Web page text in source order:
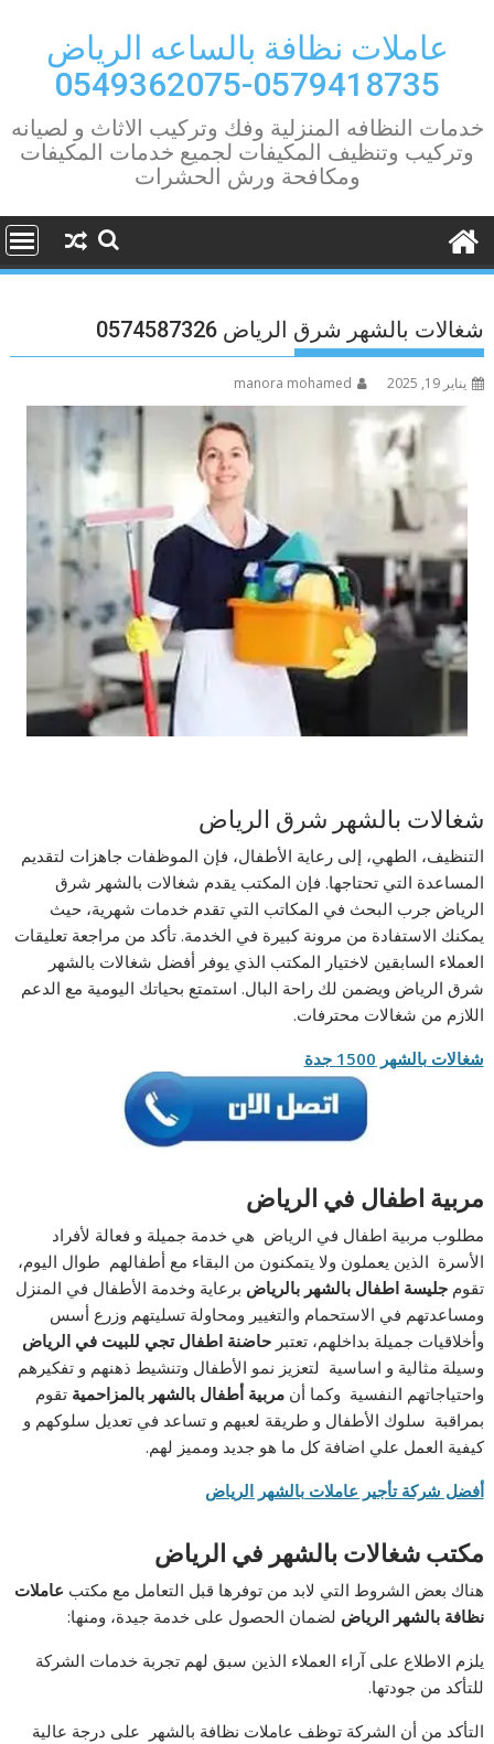
contentعاملات نظافة بالساعه الرياض
0579418735-0549362075
خدمات النظافه المنزلية وفك وتركيب الاثاث و لصيانه
وتركيب وتنظيف المكيفات لجميع خدمات المكيفات
ومكافحة ورش الحشرات
شغالات بالشهر شرق الرياض 0574587326
يناير 19, 2025 manora mohamed
شغالات بالشهر شرق الرياض
التنظيف، الطهي، إلى رعاية الأطفال، فإن الموظفات جاهزات لتقديم
المساعدة التي تحتاجها. فإن المكتب يقدم شغالات بالشهر شرق
الرياض جرب البحث في المكاتب التي تقدم خدمات شهرية، حيث
يمكنك الاستفادة من مرونة كبيرة في الخدمة. تأكد من مراجعة تعليقات
العملاء السابقين لاختيار المكتب الذي يوفر أفضل شغالات بالشهر
شرق الرياض ويضمن لك راحة البال. استمتع بحياتك اليومية مع الدعم
اللازم من شغالات محترفات.
شغالات بالشهر 1500 جدة
مربية اطفال في الرياض
مطلوب مربية اطفال في الرياض هي خدمة جميلة و فعالة لأفراد
الأسرة الذين يعملون ولا يتمكنون من البقاء مع أطفالهم طوال اليوم،
تقومجليسة اطفال بالشهر بالرياض برعاية وخدمة الأطفال في المنزل
ومساعدتهم في الاستحمام والتغيير ومحاولة تسليتهم وزرع أسس
وأخلاقيات جميلة بداخلهم، تعتبرحاضنة اطفال تجي للبيت في الرياض
وسيلة مثالية و اساسية لتعزيز نمو الأطفال وتنشيط ذهنهم و تفكيرهم
واحتياجاتهم النفسية وكما أنمربية أطفال بالشهر بالمزاحمية تقوم
بمراقبة سلوك الأطفال و طريقة لعبهم و تساعد في تعديل سلوكهم و
كيفية العمل علي اضافة كل ما هو جديد ومميز لهم.
أفضل شركة تأجير عاملات بالشهر الرياض
مكتب شغالات بالشهر في الرياض
هناك بعض الشروط التي لابد من توفرها قبل التعامل مع مكتب عاملات
نظافة بالشهر الرياض لضمان الحصول على خدمة جيدة، ومنها:
يلزم الاطلاع على آراء العملاء الذين سبق لهم تجربة خدمات الشركة
للتأكد من جودتها.
التأكد من أن الشركة توظف عاملات نظافة بالشهر على درجة عالية